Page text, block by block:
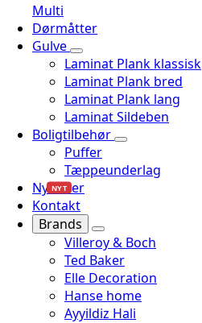
Multi
Dørmåtter
Gulve
Laminat Plank klassisk
Laminat Plank bred
Laminat Plank lang
Laminat Sildeben
Boligtilbehør
Puffer
Tæppeunderlag
Nyheder
NYT
Kontakt
Brands
Villeroy & Boch
Ted Baker
Elle Decoration
Hanse home
Ayyildiz Hali